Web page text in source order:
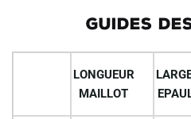
GUIDES
LONGUEUR
MAILLOT